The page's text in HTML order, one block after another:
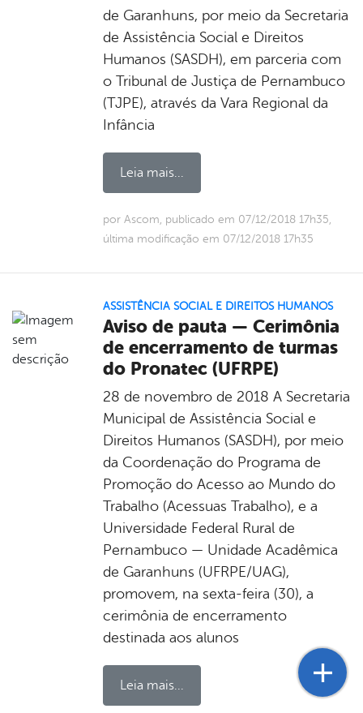
de Garanhuns, por meio da Secretaria
de Assistência Social e Direitos
Humanos (SASDH), em parceria com
o Tribunal de Justiça de Pernambuco
(TJPE), através da Vara Regional da
Infância
Leia mais...
por Ascom, publicado em 07/12/2018 17h35,
última modificação em 07/12/2018 17h35
ASSISTÊNCIA SOCIAL E DIREITOS HUMANOS
Aviso de pauta — Cerimônia
de encerramento de turmas
do Pronatec (UFRPE)
28 de novembro de 2018 A Secretaria
Municipal de Assistência Social e
Direitos Humanos (SASDH), por meio
da Coordenação do Programa de
Promoção do Acesso ao Mundo do
Trabalho (Acessuas Trabalho), e a
Universidade Federal Rural de
Pernambuco — Unidade Acadêmica
de Garanhuns (UFRPE/UAG),
promovem, na sexta-feira (30), a
cerimônia de encerramento
destinada aos alunos
Leia mais...